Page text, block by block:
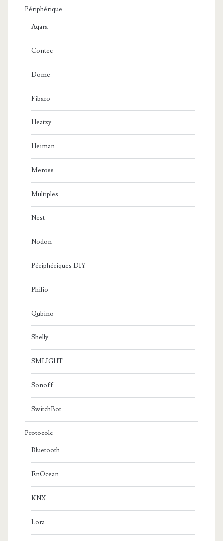
Périphérique
Aqara
Contec
Dome
Fibaro
Heatzy
Heiman
Meross
Multiples
Nest
Nodon
Périphériques DIY
Philio
Qubino
Shelly
SMLIGHT
Sonoff
SwitchBot
Protocole
Bluetooth
EnOcean
KNX
Lora